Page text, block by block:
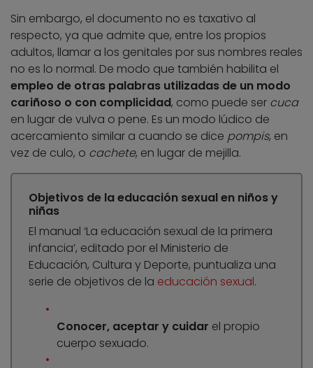
Sin embargo, el documento no es taxativo al
respecto, ya que admite que, entre los propios
adultos, llamar a los genitales por sus nombres reales
no es lo normal. De modo que también habilita el
empleo de otras palabras utilizadas de un modo
cariñoso o con complicidad, como puede ser cuca
en lugar de vulva o pene. Es un modo lúdico de
acercamiento similar a cuando se dice pompis, en
vez de culo, o cachete, en lugar de mejilla.
Objetivos de la educación sexual en niños y
niñas
El manual ‘La educación sexual de la primera
infancia’, editado por el Ministerio de
Educación, Cultura y Deporte, puntualiza una
serie de objetivos de la educación sexual.
Conocer, aceptar y cuidar el propio
cuerpo sexuado.